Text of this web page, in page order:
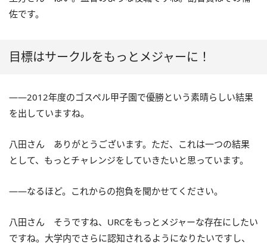
佐です。
目標はサークルをもっとメジャーに！
――2012年度のゴスペル甲子園で優勝という素晴らしい結果
を出していますね。
八田さん ありがとうございます。ただ、これは一つの結果
として、もっとチャレンジをしていきたいと思っています。
――なるほど。これからの抱負を聞かせてください。
八田さん そうですね、URCをもっとメジャーな存在にしたい
ですね。大学内でさらに認知されるようになりたいですし、